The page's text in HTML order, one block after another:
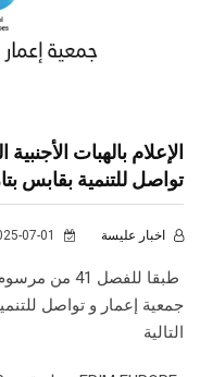
الإعلام بالهبات
تواصل للتنمية بقابس بتاريخ 15/
اخبار عليسة
جمعية إعمار و تواصل
التالية